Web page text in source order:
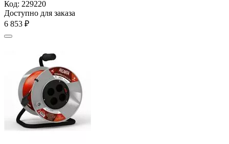
Код: 229220
Доступно для заказа
6 853 ₽